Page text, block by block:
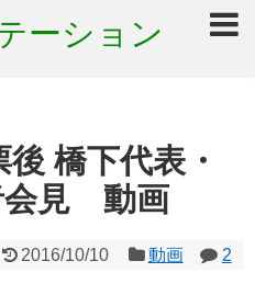
ーション
橋下代表・
会見 動画
2016/10/10 動画 2